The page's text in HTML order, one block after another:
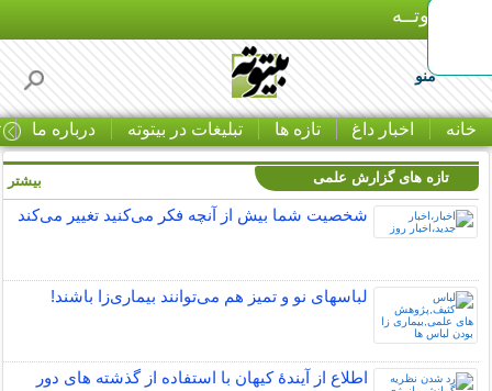
بـیتوتــه
منو
خانه اخبار داغ تازه ها تبلیغات در بیتوته درباره ما
تازه های گزارش علمی
شخصیت شما بیش از آنچه فکر می‌کنید تغییر می‌کند
لباس‎های نو و تمیز هم می‌توانند بیماری‌زا باشند!
اطلاع از آیندۀ کیهان با استفاده از گذشته ­های دور
بیشتر